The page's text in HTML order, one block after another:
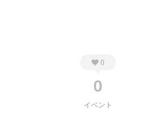
0
0
イベント